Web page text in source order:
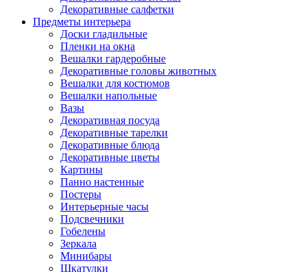
Декоративные салфетки
Предметы интерьера
Доски гладильные
Пленки на окна
Вешалки гардеробные
Декоративные головы животных
Вешалки для костюмов
Вешалки напольные
Вазы
Декоративная посуда
Декоративные тарелки
Декоративные блюда
Декоративные цветы
Картины
Панно настенные
Постеры
Интерьерные часы
Подсвечники
Гобелены
Зеркала
Минибары
Шкатулки